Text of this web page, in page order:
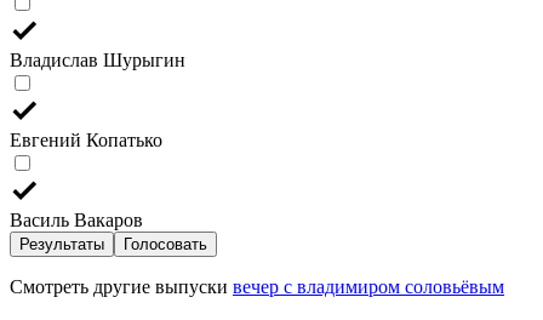
Владислав Шурыгин
Евгений Копатько
Василь Вакаров
Результаты Голосовать
Смотреть другие выпуски вечер с владимиром соловьёвым